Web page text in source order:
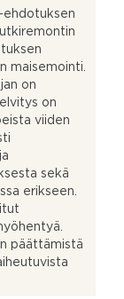
ehdotuksen
maisemointi.
on
on
viiden
sekä
erikseen.
päättämistä